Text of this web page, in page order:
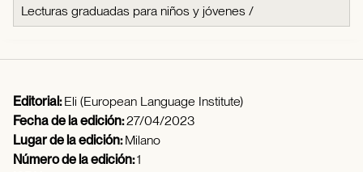
Lecturas graduadas para niños y jóvenes /
Editorial:Eli (European Language Institute)
Fecha de la edición:27/04/2023
Lugar de la edición:Milano
Número de la edición:1